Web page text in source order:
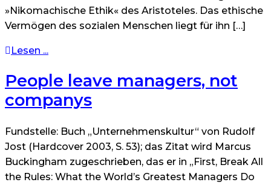
»Nikomachische Ethik« des Aristoteles. Das ethische
Vermögen des sozialen Menschen liegt für ihn […]
Lesen ...
People leave managers, not
companys
Fundstelle: Buch „Unternehmenskultur“ von Rudolf
Jost (Hardcover 2003, S. 53); das Zitat wird Marcus
Buckingham zugeschrieben, das er in „First, Break All
the Rules: What the World’s Greatest Managers Do